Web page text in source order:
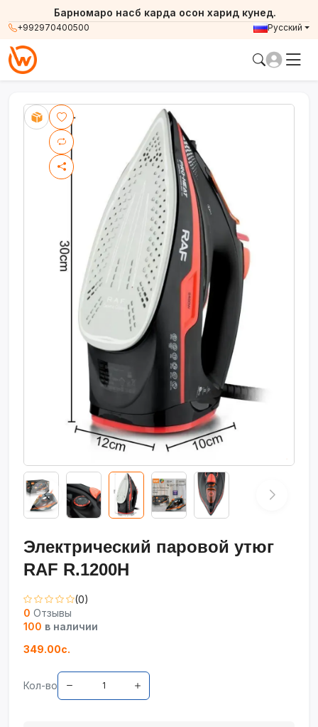
+992970400500
Барномаро насб карда осон харид кунед.
Русский
Электрический паровой утюг
RAF R.1200H
(0)
0 Отзывы
100 в наличии
349.00с.
Кол-во